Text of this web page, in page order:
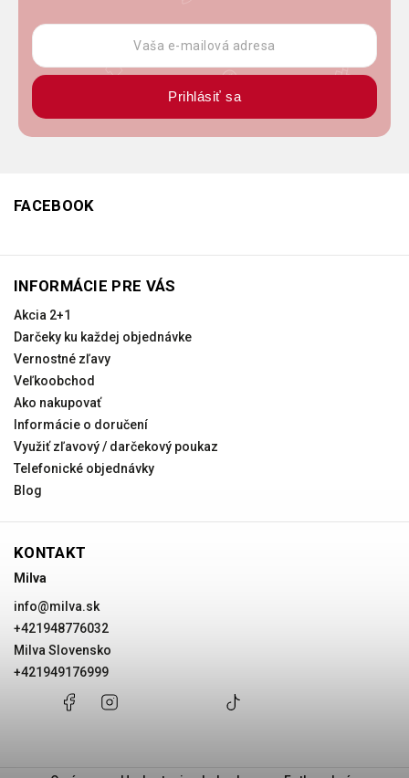
Prihlásiť sa
FACEBOOK
INFORMÁCIE PRE VÁS
Akcia 2+1
Darčeky ku každej objednávke
Vernostné zľavy
Veľkoobchod
Ako nakupovať
Informácie o doručení
Využiť zľavový / darčekový poukaz
Telefonické objednávky
Blog
KONTAKT
Milva
info@milva.sk
+421948776032
Milva Slovensko
+421949176999
+421948776032
Facebook
Slovensko
+421949176999